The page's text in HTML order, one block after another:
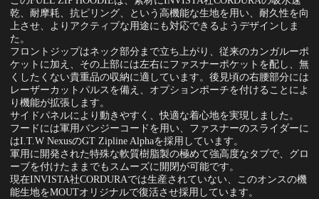
乾、耐摩耗、抗ピリング、という高機能な生地を用い、耐久性を向
上させ、よりアクティブな用途にも対応できるようデザインしま
た。
フロントジップはネック部分まで立ち上がり、従来のカンガルーポ
ケットに加え、その上部には左右にファスナーポケットを配し、無
くしたくない貴重品の収納に適しています。後見頃の右腰部分には
レーザーカットパルスを備え、オプションポーチを付けることによ
り機能が拡張します。
サイドパネルにより動きやすく、快適な着心地を実現しました。
フードには軍用バンジーコードを用い、ファスナーのスライダーに
はI.T.W NexusのGT Zipline Alphaを採用しています。
軍用に開発された特殊な軟質樹脂製の極めて強高度なタブで、グロ
ーブを付けたままでもスムーズに開閉が可能です。
現在INVISTA社CORDURAでは生産されていない、このオンスの機
能生地をMOUTオリジナルで復活させ採用しています。